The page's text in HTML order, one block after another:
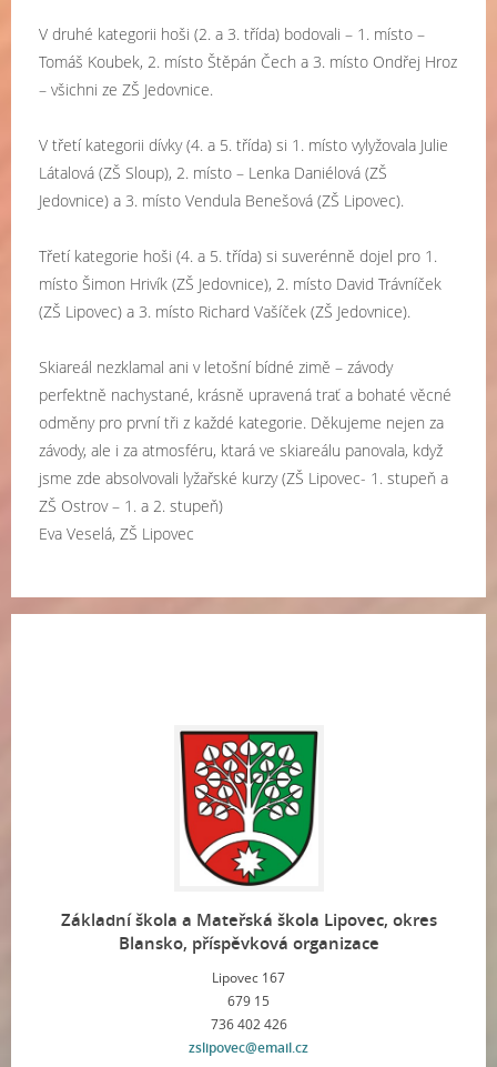
V druhé kategorii hoši (2. a 3. třída) bodovali – 1. místo –
Tomáš Koubek, 2. místo Štěpán Čech a 3. místo Ondřej Hroz
– všichni ze ZŠ Jedovnice.
V třetí kategorii dívky (4. a 5. třída) si 1. místo vylyžovala Julie
Látalová (ZŠ Sloup), 2. místo – Lenka Daniélová (ZŠ
Jedovnice) a 3. místo Vendula Benešová (ZŠ Lipovec).
Třetí kategorie hoši (4. a 5. třída) si suverénně dojel pro 1.
místo Šimon Hrivík (ZŠ Jedovnice), 2. místo David Trávníček
(ZŠ Lipovec) a 3. místo Richard Vašíček (ZŠ Jedovnice).
Skiareál nezklamal ani v letošní bídné zimě – závody
perfektně nachystané, krásně upravená trať a bohaté věcné
odměny pro první tři z každé kategorie. Děkujeme nejen za
závody, ale i za atmosféru, ktará ve skiareálu panovala, když
jsme zde absolvovali lyžařské kurzy (ZŠ Lipovec- 1. stupeň a
ZŠ Ostrov – 1. a 2. stupeň)
Eva Veselá, ZŠ Lipovec
Základní škola a Mateřská škola Lipovec, okres
Blansko, příspěvková organizace
Lipovec 167
679 15
736 402 426
zslipovec@email.cz